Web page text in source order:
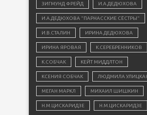
ЗИГМУНД ФРЕЙД И.А.ДЕДЮХОВА
И.А.ДЕДЮХОВА "ПАРНАССКИЕ СЁСТРЫ"
И.В.СТАЛИН ИРИНА ДЕДЮХОВА
ИРИНА ЯРОВАЯ К.СЕРЕБРЕННИКОВ
К.СОБЧАК КЕЙТ МИДДЛТОН
КСЕНИЯ СОБЧАК ЛЮДМИЛА
МЕГАН МАРКЛ МИХАИЛ ШИШКИН
Н.М.ЦИСКАРИДЗЕ Н.М.ЦИСКАРИДЗЕ